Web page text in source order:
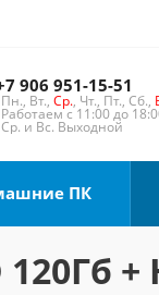
906 951-15-51
Пн., Вт., Ср., Чт., Пт., Сб.,
Работаем с 11:00 до
Ср. и Вс. Выходной
ПК
+